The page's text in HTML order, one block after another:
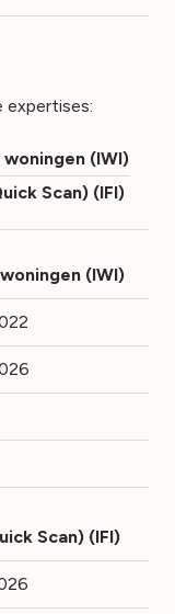
expertises:
(IWI)
Scan) (IFI)
(IWI)
Scan) (IFI)